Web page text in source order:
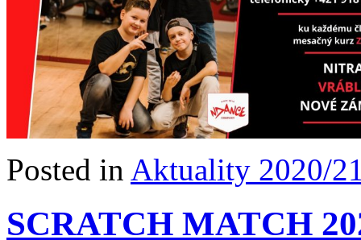
Posted in Aktuality 2020/
SCRATCH MATCH